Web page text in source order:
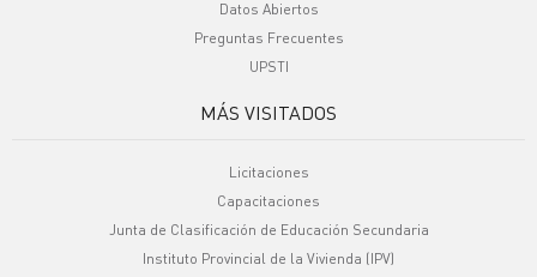
Datos Abiertos
Preguntas Frecuentes
UPSTI
MÁS VISITADOS
Licitaciones
Capacitaciones
Junta de Clasificación de Educación Secundaria
Instituto Provincial de la Vivienda (IPV)